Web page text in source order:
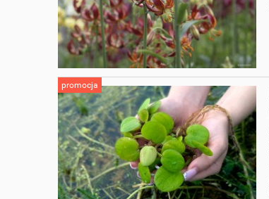
promocja